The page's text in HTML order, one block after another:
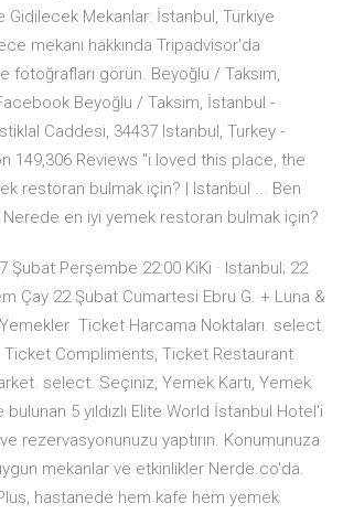
Gidilecek Mekanlar: İstanbul, Türkiye
mekanı hakkında Tripadvisor'da
fotoğrafları görün. Beyoğlu / Taksim,
Beyoğlu / Taksim, İstanbul -
Caddesi, 34437 Istanbul, Turkey -
149,306 Reviews "i loved this place, the
restoran bulmak için? | Istanbul ... Ben
Nerede en iyi yemek restoran bulmak için?
Şubat Perşembe 22:00 KiKi · Istanbul; 22
Çay 22 Şubat Cumartesi Ebru G. + Luna &
Yemekler Ticket Harcama Noktaları. select.
Compliments, Ticket Restaurant
select. Seçiniz, Yemek Kartı, Yemek
5 yıldızlı Elite World İstanbul Hotel'i
rezervasyonunuzu yaptırın. Konumunuza
mekanlar ve etkinlikler Nerde.co'da.
hastanede hem kafe hem yemek